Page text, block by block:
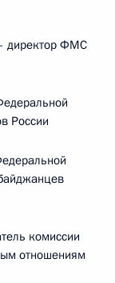
директор ФМС
России
комиссии
отношениям